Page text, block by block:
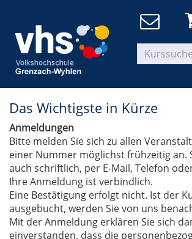
Das Wichtigste in Kürze
Anmeldungen
Bitte melden Sie sich zu allen
einer Nummer möglichst frühzeitig an.
auch schriftlich, per E-Mail, Telefon
Ihre Anmeldung ist verbindlich.
Eine Bestätigung erfolgt nicht. Ist der
ausgebucht, werden Sie von uns
Mit der Anmeldung erklären Sie sich
einverstanden, dass die